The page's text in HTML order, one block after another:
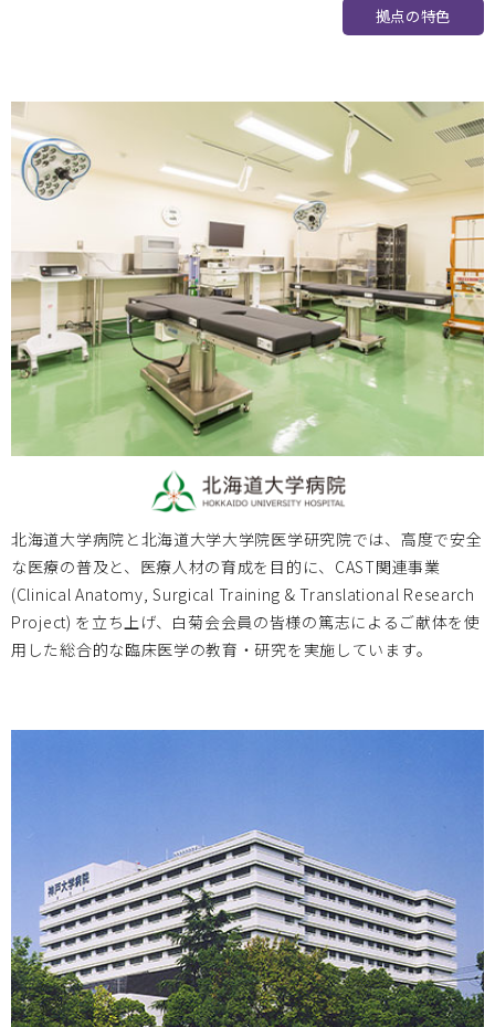
2024.02.09
大阪医療センター 2023.11.24
＜MDF会員以外も参加可能＞12/21医工連携マッチング例会
【次世代医療システム産業化フォーラム2023（MDF）】
北海道大学 2023.11.14
2023/12/11 ヘルスケア・医療機器の創業/事業立上きっか
けセミナー【第3回】のご案内
北海道大学 2023.09.27
2023/11/14 ヘルスケア・医療機器の創業/事業立上きっか
けセミナー【第２回】のご案内
北海道大学 2023.09.15
2023/09/25 ヘルスケア・医療機器の創業/事業立上きっか
けセミナー 【第１回】のご案内
拠点の特色
北海道大学病院と北海道大学大学院医学研究院では、高度で安全
な医療の普及と、医療人材の育成を目的に、CAST関連事業
(Clinical Anatomy, Surgical Training & Translational Research
Project) を立ち上げ、白菊会会員の皆様の篤志によるご献体を使
用した総合的な臨床医学の教育・研究を実施しています。